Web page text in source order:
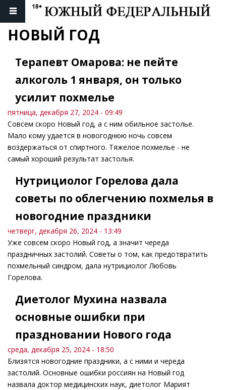
НОВЫЙ ГОД
Терапевт Омарова: не пейте
алкоголь 1 января, он только
усилит похмелье
пятница, декабря 27, 2024 - 09:49
Совсем скоро Новый год, а с ним обильное застолье.
Мало кому удается в новогоднюю ночь совсем
воздержаться от спиртного. Тяжелое похмелье - не
самый хороший результат застолья.
Нутрициолог Горелова дала
советы по облегчению похмелья в
новогодние праздники
четверг, декабря 26, 2024 - 13:49
Уже совсем скоро Новый год, а значит череда
праздничных застолий. Советы о том, как предотвратить
похмельный синдром, дала нутрициолог Любовь
Горелова.
Диетолог Мухина назвала
основные ошибки при
праздновании Нового года
среда, декабря 25, 2024 - 18:50
Близятся новогодние праздники, а с ними и череда
застолий. Основные ошибки россиян на Новый год
назвала доктор медицинских наук, диетолог Марият